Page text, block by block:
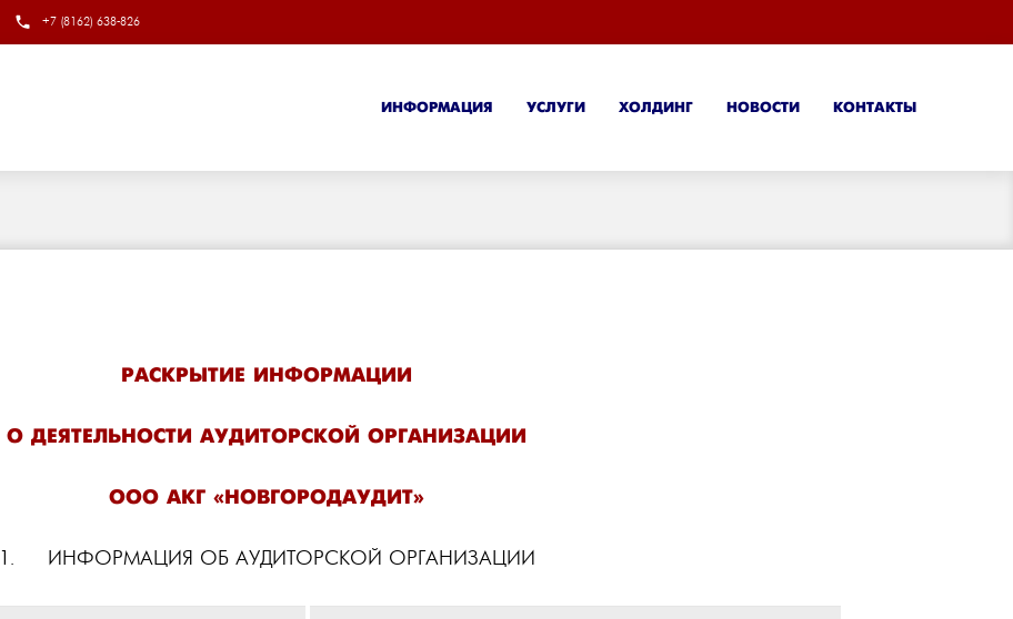
+7 (8162) 638-826
ИНФОРМАЦИЯ УСЛУГИ ХОЛДИНГ НОВОСТИ КОНТАКТЫ
РАСКРЫТИЕ ИНФОРМАЦИИ
О ДЕЯТЕЛЬНОСТИ АУДИТОРСКОЙ ОРГАНИЗАЦИИ
ООО АКГ «НОВГОРОДАУДИТ»
1. ИНФОРМАЦИЯ ОБ АУДИТОРСКОЙ ОРГАНИЗАЦИИ